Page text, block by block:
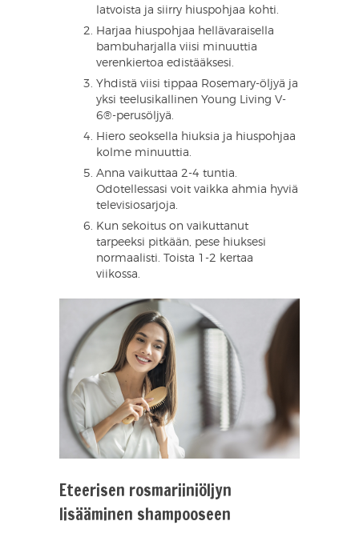
latvoista ja siirry hiuspohjaa kohti.
Harjaa hiuspohjaa hellävaraisella
bambuharjalla viisi minuuttia
verenkiertoa edistääksesi.
Yhdistä viisi tippaa Rosemary-öljyä ja
yksi teelusikallinen Young Living V-
6®-perusöljyä.
Hiero seoksella hiuksia ja hiuspohjaa
kolme minuuttia.
Anna vaikuttaa 2-4 tuntia.
Odotellessasi voit vaikka ahmia hyviä
televisiosarjoja.
Kun sekoitus on vaikuttanut
tarpeeksi pitkään, pese hiuksesi
normaalisti. Toista 1-2 kertaa
viikossa.
Eteerisen rosmariiniöljyn
lisääminen shampooseen